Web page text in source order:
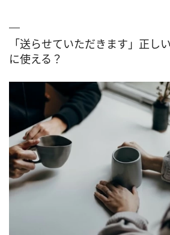
「送らせていただきます」正
に使える？